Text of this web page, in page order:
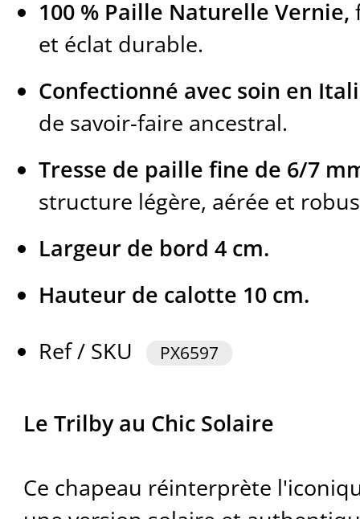
100 % Paille Naturelle Vernie,
et éclat durable.
Confectionné avec soin en
de savoir-faire ancestral.
Tresse de paille fine de 6/7
structure légère, aérée et
Largeur de bord 4 cm.
Hauteur de calotte 10 cm.
Ref / SKU
PX6597
Le Trilby au Chic Solaire
Ce chapeau réinterprète